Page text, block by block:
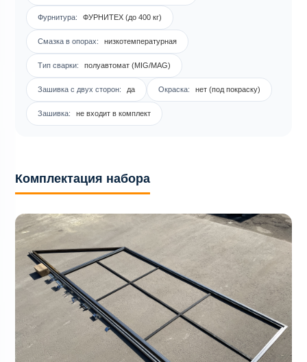
Фурнитура: ФУРНИТЕХ (до 400 кг)
Смазка в опорах: низкотемпературная
Тип сварки: полуавтомат (MIG/MAG)
Зашивка с двух сторон: да Окраска: нет (под покраску)
Зашивка: не входит в комплект
Комплектация набора